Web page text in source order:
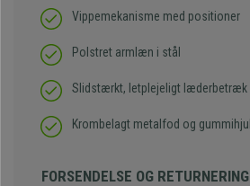
Vippemekanisme med positioner
Polstret armlæn i stål
Slidstærkt, letplejeligt læderbetræk
Krombelagt metalfod og gummihjul
FORSENDELSE OG RETURNERING